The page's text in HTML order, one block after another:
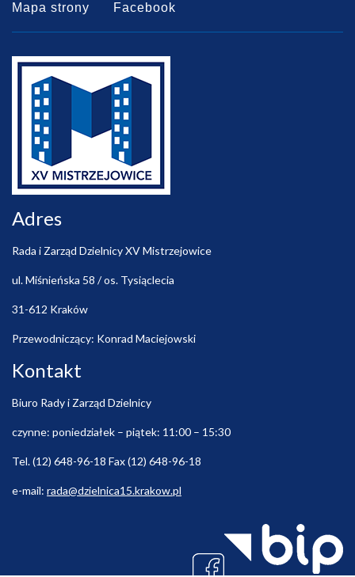
Mapa strony Facebook
Adres
Rada i Zarząd Dzielnicy XV Mistrzejowice
ul. Miśnieńska 58 / os. Tysiąclecia
31-612 Kraków
Przewodniczący: Konrad Maciejowski
Kontakt
Biuro Rady i Zarząd Dzielnicy
czynne: poniedziałek – piątek: 11:00 – 15:30
Tel. (12) 648-96-18 Fax (12) 648-96-18
e-mail: rada@dzielnica15.krakow.pl